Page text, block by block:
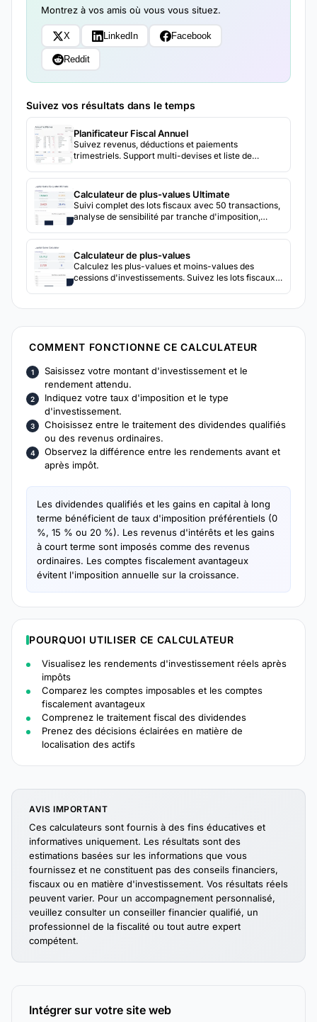
Montrez à vos amis où vous vous situez.
X LinkedIn Facebook
Reddit
Suivez vos résultats dans le temps
Planificateur Fiscal Annuel
Suivez revenus, déductions et paiements
trimestriels. Support multi-devises et liste de
Calculateur de plus-values Ultimate
Suivi complet des lots fiscaux avec 50 transactions,
analyse de sensibilité par tranche d'imposition,
fictives et résumé fiscal annuel détaillé.
Calculateur de plus-values
Calculez les plus-values et moins-values des
cessions d'investissements. Suivez les lots fiscaux
COMMENT FONCTIONNE CE CALCULATEUR
Saisissez votre montant d'investissement et le
rendement attendu.
Indiquez votre taux d'imposition et le type
d'investissement.
Choisissez entre le traitement des dividendes qualifiés
ou des revenus ordinaires.
Observez la différence entre les rendements avant et
après impôt.
Les dividendes qualifiés et les gains en capital à long
terme bénéficient de taux d'imposition préférentiels (0
%, 15 % ou 20 %). Les revenus d'intérêts et les gains
à court terme sont imposés comme des revenus
ordinaires. Les comptes fiscalement avantageux
évitent l'imposition annuelle sur la croissance.
POURQUOI UTILISER CE CALCULATEUR
Visualisez les rendements d'investissement réels après
impôts
Comparez les comptes imposables et les comptes
fiscalement avantageux
Comprenez le traitement fiscal des dividendes
Prenez des décisions éclairées en matière de
localisation des actifs
AVIS IMPORTANT
Ces calculateurs sont fournis à des fins éducatives et
informatives uniquement. Les résultats sont des
estimations basées sur les informations que vous
fournissez et ne constituent pas des conseils financiers,
fiscaux ou en matière d'investissement. Vos résultats réels
peuvent varier. Pour un accompagnement personnalisé,
veuillez consulter un conseiller financier qualifié, un
professionnel de la fiscalité ou tout autre expert
compétent.
Intégrer sur votre site web